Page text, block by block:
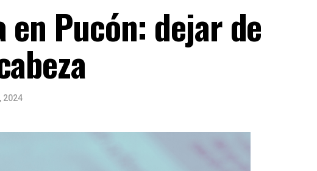
Pucón: dejar de
2024